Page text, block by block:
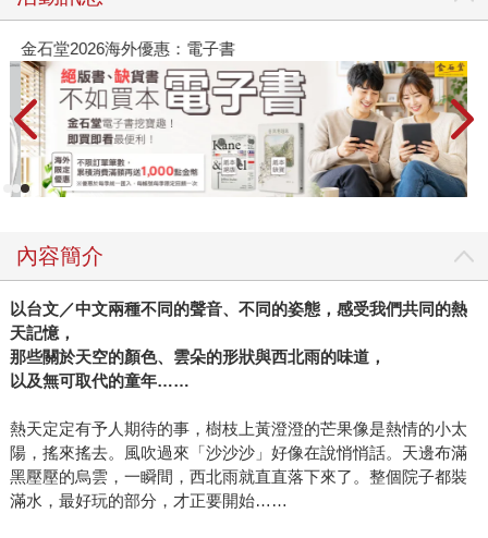
金石堂2026海外優惠：電子書
內容簡介
以台文／中文兩種不同的聲音、不同的姿態，感受我們共同的熱
天記憶，
那些關於天空的顏色、雲朵的形狀與西北雨的味道，
以及無可取代的童年……
熱天定定有予人期待的事，樹枝上黃澄澄的芒果像是熱情的小太
陽，搖來搖去。風吹過來「沙沙沙」好像在說悄悄話。天邊布滿
黑壓壓的烏雲，一瞬間，西北雨就直直落下來了。整個院子都裝
滿水，最好玩的部分，才正要開始……